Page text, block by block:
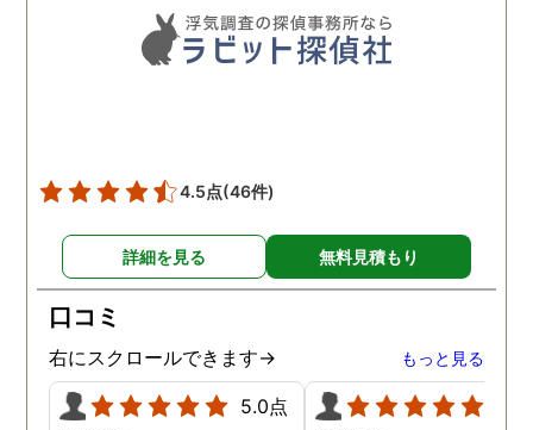
聞いて頂いたりと精神的に
も助かりました。 報告書や
調査の動画を見せてもらっ
ケアもしてもらったり色々
とお世話になりました！
4.5点(46件)
詳細を見る 無料見積もり
口コミ
右にスクロールできます→ もっと見る
5.0点